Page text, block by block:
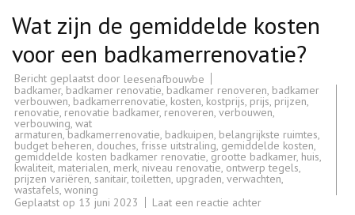
Wat zijn de gemiddelde kosten
voor een badkamerrenovatie?
Bericht geplaatst door leesenafbouwbe
badkamer, badkamer renovatie, badkamer renoveren, badkamer
verbouwen, badkamerrenovatie, kosten, kostprijs, prijs, prijzen,
renovatie, renovatie badkamer, renoveren, verbouwen,
verbouwing, wat
armaturen, badkamerrenovatie, badkuipen, belangrijkste ruimtes,
budget beheren, douches, frisse uitstraling, gemiddelde kosten,
gemiddelde kosten badkamer renovatie, grootte badkamer, huis,
kwaliteit, materialen, merk, niveau renovatie, ontwerp tegels,
prijzen variëren, sanitair,toiletten, upgraden, verwachten,
wastafels, woning
Geplaatst op 13 juni 2023 Laat een reactie achterop